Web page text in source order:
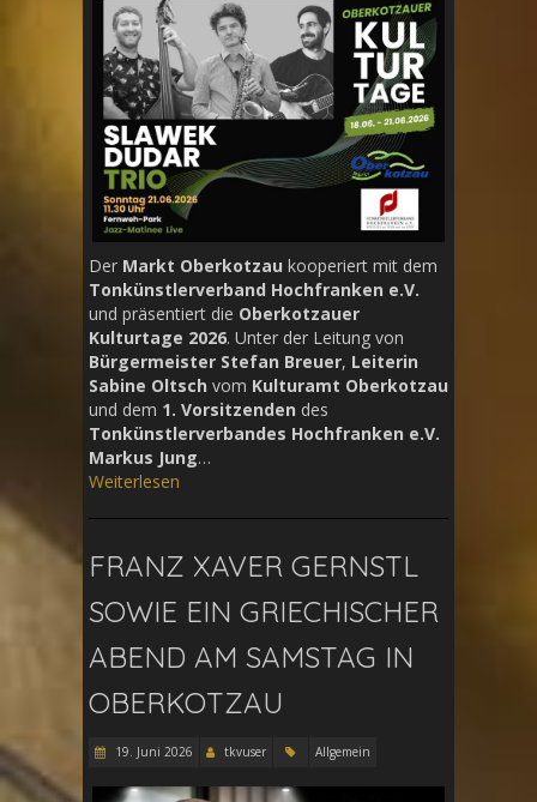
Der Markt Oberkotzau kooperiert mit dem
Tonkünstlerverband Hochfranken e.V.
und präsentiert die Oberkotzauer
Kulturtage 2026. Unter der Leitung von
Bürgermeister Stefan Breuer, Leiterin
Sabine Oltsch vom Kulturamt Oberkotzau
und dem 1. Vorsitzenden des
Tonkünstlerverbandes Hochfranken e.V.
Markus Jung…
Weiterlesen
FRANZ XAVER GERNSTL
SOWIE EIN GRIECHISCHER
ABEND AM SAMSTAG IN
OBERKOTZAU
19. Juni 2026 tkvuser Allgemein